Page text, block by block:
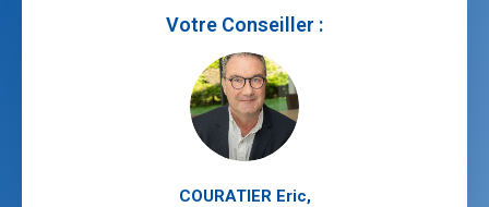
Votre Conseiller :
COURATIER Eric,